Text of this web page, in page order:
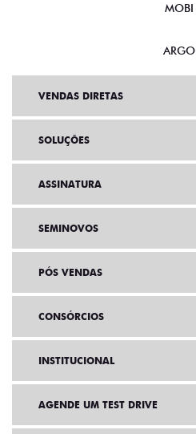
MOBI
ARGO
VENDAS DIRETAS
SOLUÇÕES
ASSINATURA
SEMINOVOS
PÓS VENDAS
CONSÓRCIOS
INSTITUCIONAL
AGENDE UM TEST DRIVE